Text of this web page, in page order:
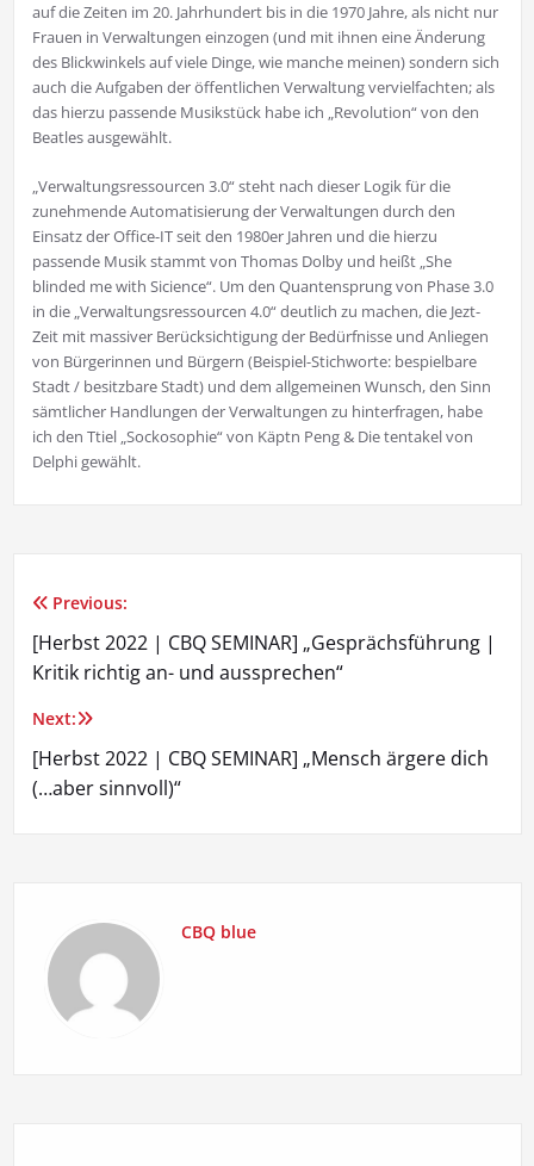
auf die Zeiten im 20. Jahrhundert bis in die 1970 Jahre, als nicht nur
Frauen in Verwaltungen einzogen (und mit ihnen eine Änderung
des Blickwinkels auf viele Dinge, wie manche meinen) sondern sich
auch die Aufgaben der öffentlichen Verwaltung vervielfachten; als
das hierzu passende Musikstück habe ich „Revolution“ von den
Beatles ausgewählt.
„Verwaltungsressourcen 3.0“ steht nach dieser Logik für die
zunehmende Automatisierung der Verwaltungen durch den
Einsatz der Office-IT seit den 1980er Jahren und die hierzu
passende Musik stammt von Thomas Dolby und heißt „She
blinded me with Sicience“. Um den Quantensprung von Phase 3.0
in die „Verwaltungsressourcen 4.0“ deutlich zu machen, die Jezt-
Zeit mit massiver Berücksichtigung der Bedürfnisse und Anliegen
von Bürgerinnen und Bürgern (Beispiel-Stichworte: bespielbare
Stadt / besitzbare Stadt) und dem allgemeinen Wunsch, den Sinn
sämtlicher Handlungen der Verwaltungen zu hinterfragen, habe
ich den Ttiel „Sockosophie“ von Käptn Peng & Die tentakel von
Delphi gewählt.
Beitragsnavigation
Previous:
[Herbst 2022 | CBQ SEMINAR] „Gesprächsführung |
Kritik richtig an- und aussprechen“
Next:
[Herbst 2022 | CBQ SEMINAR] „Mensch ärgere dich
(…aber sinnvoll)“
CBQ blue